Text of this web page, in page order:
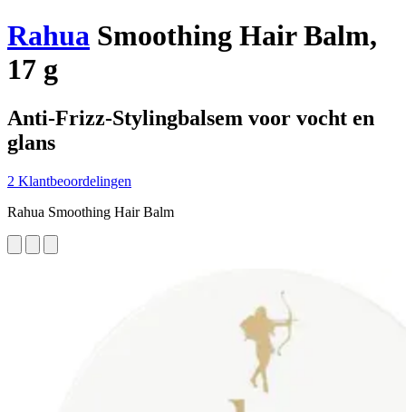
Rahua Smoothing Hair Balm,
17 g
Anti-Frizz-Stylingbalsem voor vocht en
glans
2 Klantbeoordelingen
Rahua Smoothing Hair Balm